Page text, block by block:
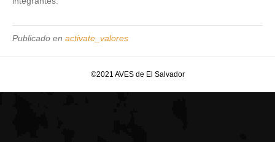
Publicado en activate_valores
©2021 AVES de El Salvador